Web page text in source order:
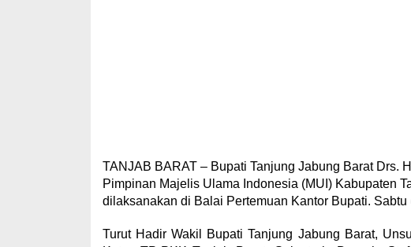
TANJAB BARAT – Bupati Tanjung Jabung Barat Drs.
Pimpinan Majelis Ulama Indonesia (MUI) Kabupaten
dilaksanakan di Balai Pertemuan Kantor Bupati. Sabtu
Turut Hadir Wakil Bupati Tanjung Jabung Barat,